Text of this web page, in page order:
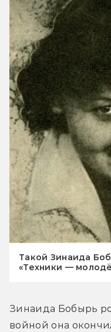
Такой Зинаида
«Техники —
Зинаида Бобырь
войной она